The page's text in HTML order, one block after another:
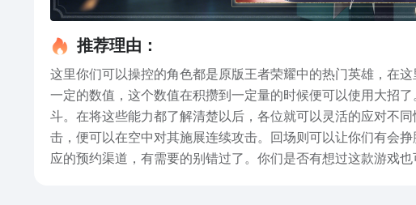
推荐理由：
这里你们可以操控的角色都是原版王者荣耀中的热门英雄，在
一定的数值，这个数值在积攒到一定量的时候便可以使用大招
斗。在将这些能力都了解清楚以后，各位就可以灵活的应对不
击，便可以在空中对其施展连续攻击。回场则可以让你们有会
应的预约渠道，有需要的别错过了。你们是否有想过这款游戏